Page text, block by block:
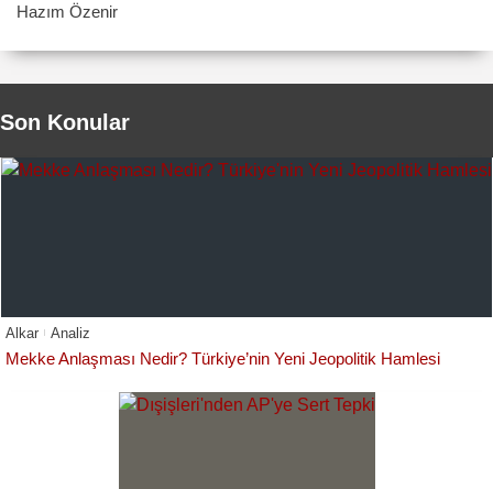
Hazım Özenir
Son Konular
Alkar Analiz
Mekke Anlaşması Nedir? Türkiye’nin Yeni Jeopolitik Hamlesi